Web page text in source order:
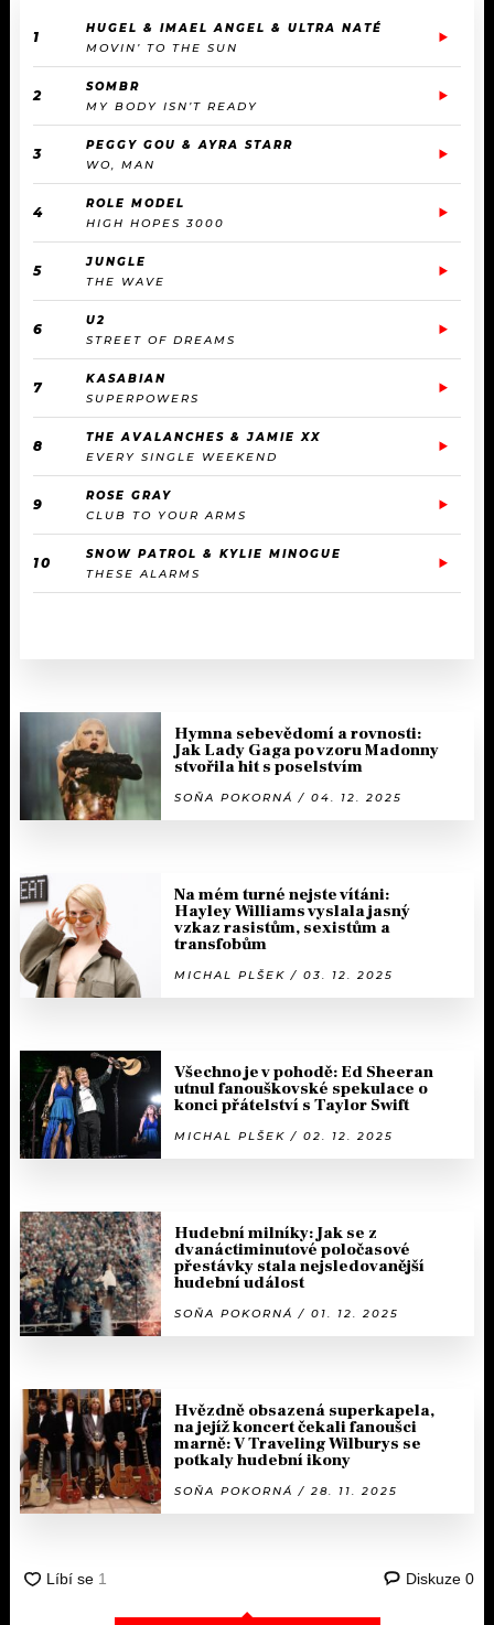
1
HUGEL & IMAEL ANGEL & ULTRA NATÉ
MOVIN’ TO THE SUN
2
SOMBR
MY BODY ISN’T READY
3
PEGGY GOU & AYRA STARR
WO, MAN
4
ROLE MODEL
HIGH HOPES 3000
5
JUNGLE
THE WAVE
6
U2
STREET OF DREAMS
7
KASABIAN
SUPERPOWERS
8
THE AVALANCHES & JAMIE XX
EVERY SINGLE WEEKEND
9
ROSE GRAY
CLUB TO YOUR ARMS
10
SNOW PATROL & KYLIE MINOGUE
THESE ALARMS
Hymna sebevědomí a rovnosti:
Jak Lady Gaga po vzoru Madonny
stvořila hit s poselstvím
SOŇA POKORNÁ / 04. 12. 2025
Na mém turné nejste vítáni:
Hayley Williams vyslala jasný
vzkaz rasistům, sexistům a
transfobům
MICHAL PLŠEK / 03. 12. 2025
Všechno je v pohodě: Ed Sheeran
utnul fanouškovské spekulace o
konci přátelství s Taylor Swift
MICHAL PLŠEK / 02. 12. 2025
Hudební milníky: Jak se z
dvanáctiminutové poločasové
přestávky stala nejsledovanější
hudební událost
SOŇA POKORNÁ / 01. 12. 2025
Hvězdně obsazená superkapela,
na jejíž koncert čekali fanoušci
marně: V Traveling Wilburys se
potkaly hudební ikony
SOŇA POKORNÁ / 28. 11. 2025
Diskuze 0